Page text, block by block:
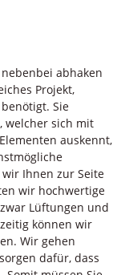
abhaken
Projekt,
Sie
welcher sich mit
auskennt,
Ihnen zur Seite
wir hochwertige
Lüftungen und
können wir
Wir gehen
dafür, dass